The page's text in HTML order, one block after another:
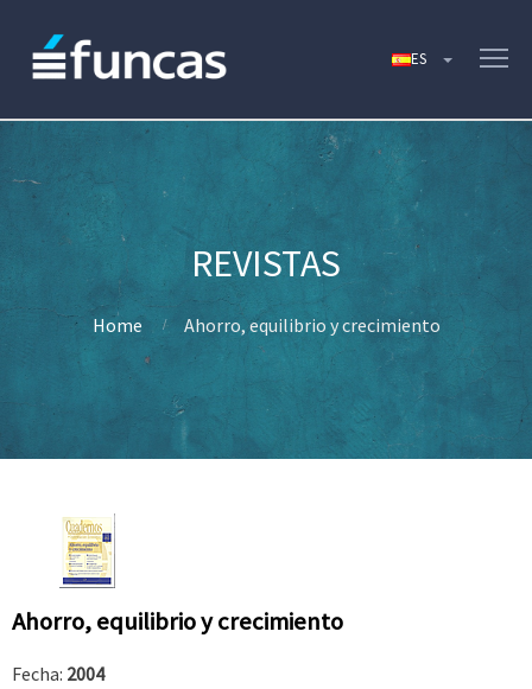
Home Ahorro, equilibrio y crecimiento
Ahorro, equilibrio y crecimiento
Fecha: 2004